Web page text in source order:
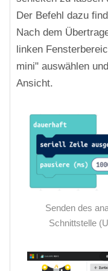
Der Befehl dazu
Nach dem
linken
mini" auswählen
Ansicht.
Senden des
Schnittstelle